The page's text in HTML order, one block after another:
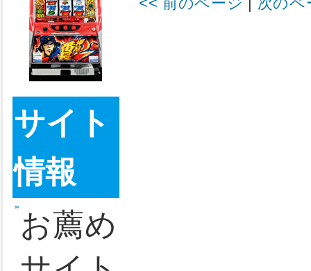
バラエ
ティの
ぼやき
パチス
0.02%、ベ